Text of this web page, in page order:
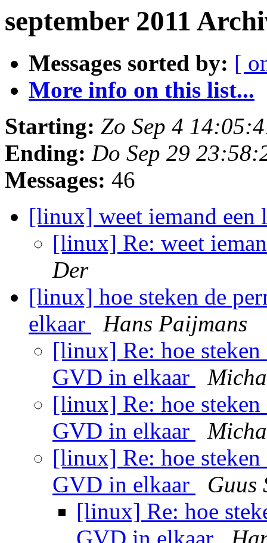
september 2011
Messages sorted by: [
More info on this list...
Starting: Zo Sep 4
Ending: Do Sep 29
Messages: 46
[linux] weet iemand een
[linux] Re: weet
Der
[linux] hoe steken de
elkaar
Hans Paijmans
[linux] Re: hoe
GVD in elkaar
[linux] Re: hoe
GVD in elkaar
[linux] Re: hoe
GVD in elkaar
Guus
[linux] Re: hoe